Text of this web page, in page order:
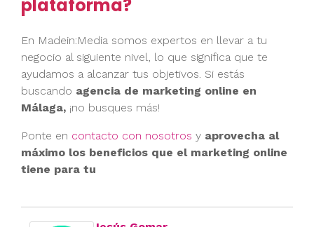
plataforma?
En Madein:Media somos expertos en llevar a tu
negocio al siguiente nivel, lo que significa que te
ayudamos a alcanzar tus objetivos. Si estás
buscando agencia de marketing online en
Málaga, ¡no busques más!
Ponte en contacto con nosotros y aprovecha al
máximo los beneficios que el marketing online
tiene para tu